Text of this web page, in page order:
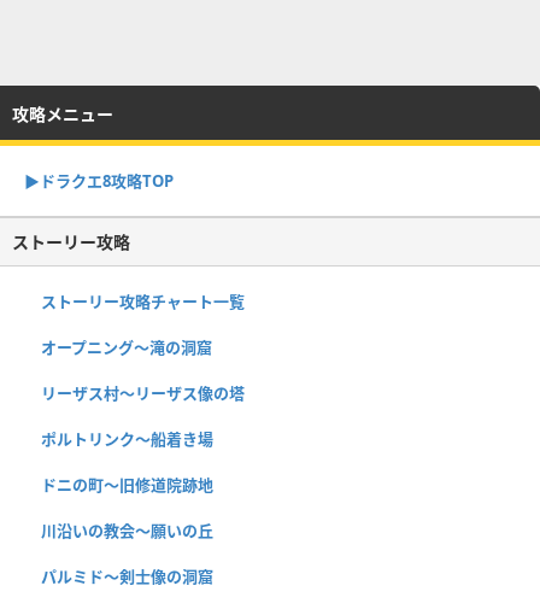
攻略メニュー
▶︎ドラクエ8攻略TOP
ストーリー攻略
ストーリー攻略チャート一覧
オープニング〜滝の洞窟
リーザス村〜リーザス像の塔
ポルトリンク〜船着き場
ドニの町〜旧修道院跡地
川沿いの教会〜願いの丘
パルミド〜剣士像の洞窟